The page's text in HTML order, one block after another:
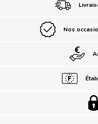
Nos